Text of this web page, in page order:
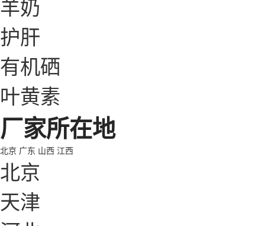
羊奶
护肝
有机硒
叶黄素
厂家所在地
北京 广东 山西 江西
北京
天津